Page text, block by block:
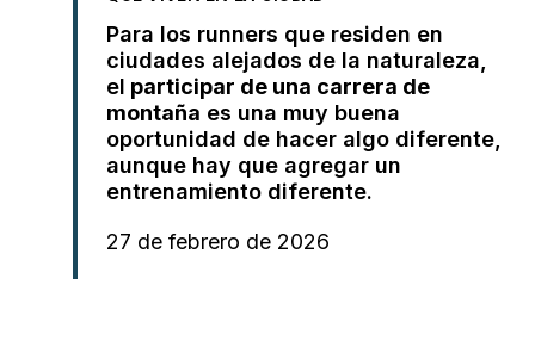
Para los runners que residen en
ciudades alejados de la naturaleza,
el participar de una carrera de
montaña es una muy buena
oportunidad de hacer algo diferente,
aunque hay que agregar un
entrenamiento diferente.
27 de febrero de 2026